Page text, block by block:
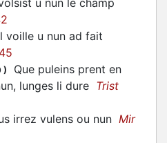
voille u nun ad fait
)
Que puleins prent en
lunges li dure Trist
irrez vulens ou nun Mir